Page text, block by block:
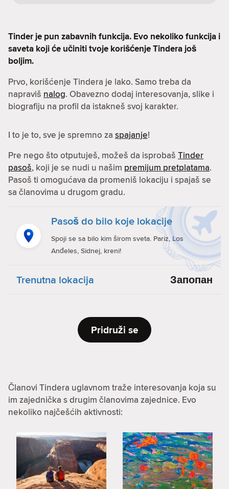
Tinder je pun zabavnih funkcija. Evo nekoliko funkcija i
saveta koji će učiniti tvoje korišćenje Tindera još
boljim.
Prvo, korišćenje Tindera je lako. Samo treba da
napraviš nalog. Obavezno dodaj interesovanja, slike i
biografiju na profil da istakneš svoj karakter.
I to je to, sve je spremno za spajanje!
Pre nego što otputuješ, možeš da isprobaš Tinder
pasoš, koji je se nudi u našim premijum pretplatama.
Pasoš ti omogućava da promeniš lokaciju i spajaš se
sa članovima u drugom gradu.
Pasoš do bilo koje lokacije
Spoji se sa bilo kim širom sveta. Pariz, Los
Anđeles, Sidnej, kreni!
Trenutna lokacija Запопан
Pridruži se
Članovi Tindera uglavnom traže interesovanja koja su
im zajednička s drugim članovima zajednice. Evo
nekoliko najčešćih aktivnosti: